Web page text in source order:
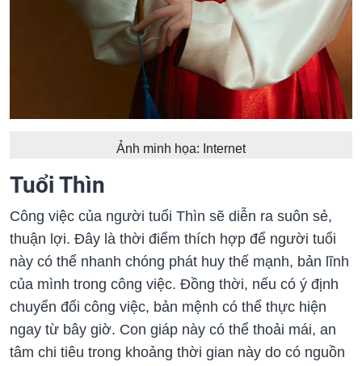
Ảnh minh họa: Internet
Tuổi Thìn
Công việc của người tuổi Thìn sẽ diễn ra suôn sẻ,
thuận lợi. Đây là thời điểm thích hợp để người tuổi
này có thể nhanh chóng phát huy thế mạnh, bản lĩnh
của mình trong công việc. Đồng thời, nếu có ý định
chuyển đổi công việc, bản mệnh có thể thực hiện
ngay từ bây giờ. Con giáp này có thể thoải mái, an
tâm chi tiêu trong khoảng thời gian này do có nguồn